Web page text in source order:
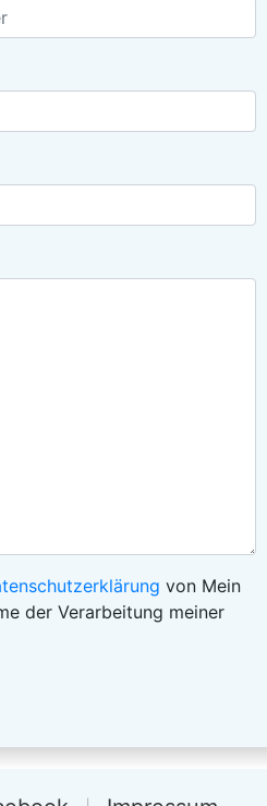
von Mein
der Verarbeitung meiner